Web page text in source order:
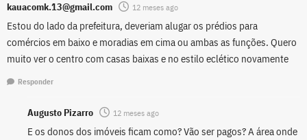
kauacomk.13@gmail.com 12 meses ago
Estou do lado da prefeitura, deveriam alugar os prédios para
comércios em baixo e moradias em cima ou ambas as funções. Quero
muito ver o centro com casas baixas e no estilo eclético novamente
Responder
Augusto Pizarro 12 meses ago
E os donos dos imóveis ficam como? Vão ser pagos? A área onde